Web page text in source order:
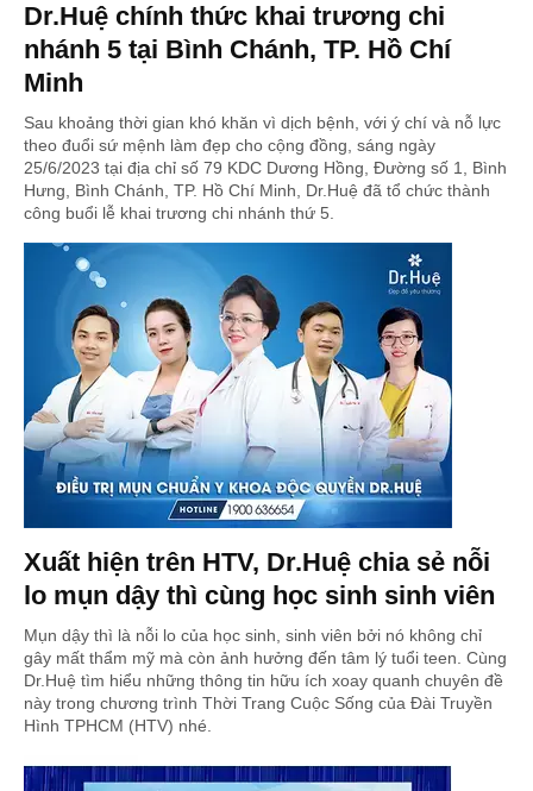
Dr.Huệ chính thức khai trương chi
nhánh 5 tại Bình Chánh, TP. Hồ Chí
Minh
Sau khoảng thời gian khó khăn vì dịch bệnh, với ý chí và nỗ lực
theo đuổi sứ mệnh làm đẹp cho cộng đồng, sáng ngày
25/6/2023 tại địa chỉ số 79 KDC Dương Hồng, Đường số 1, Bình
Hưng, Bình Chánh, TP. Hồ Chí Minh, Dr.Huệ đã tổ chức thành
công buổi lễ khai trương chi nhánh thứ 5.
Xuất hiện trên HTV, Dr.Huệ chia sẻ nỗi
lo mụn dậy thì cùng học sinh sinh viên
Mụn dậy thì là nỗi lo của học sinh, sinh viên bởi nó không chỉ
gây mất thẩm mỹ mà còn ảnh hưởng đến tâm lý tuổi teen. Cùng
Dr.Huệ tìm hiểu những thông tin hữu ích xoay quanh chuyên đề
này trong chương trình Thời Trang Cuộc Sống của Đài Truyền
Hình TPHCM (HTV) nhé.